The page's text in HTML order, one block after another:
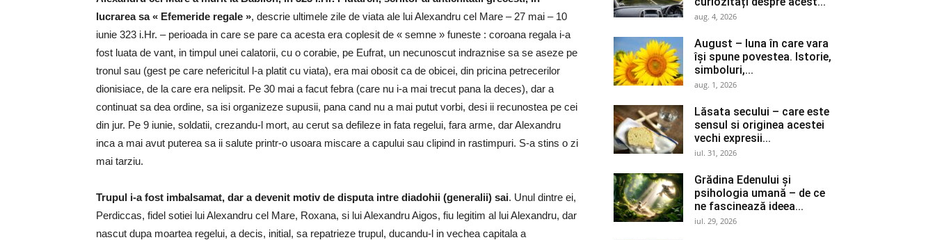
lucrarea sa « Efemeride regale », descrie ultimele zile de viata ale lui Alexandru cel Mare – 27 mai – 10
iunie 323 i.Hr. – perioada in care se pare ca acesta era coplesit de « semne » funeste : coroana regala i-a
fost luata de vant, in timpul unei calatorii, cu o corabie, pe Eufrat, un necunoscut indraznise sa se aseze pe
tronul sau (gest pe care nefericitul l-a platit cu viata), era mai obosit ca de obicei, din pricina petrecerilor
dionisiace, de la care era nelipsit. Pe 30 mai a facut febra (care nu i-a mai trecut pana la deces), dar a
continuat sa dea ordine, sa isi organizeze supusii, pana cand nu a mai putut vorbi, desi ii recunostea pe cei
din jur. Pe 9 iunie, soldatii, crezandu-l mort, au cerut sa defileze in fata regelui, fara arme, dar Alexandru
inca a mai avut puterea sa ii salute printr-o usoara miscare a capului sau clipind in rastimpuri. S-a stins o zi
mai tarziu.
Trupul i-a fost imbalsamat, dar a devenit motiv de disputa intre diadohii (generalii) sai. Unul dintre ei,
Perdiccas, fidel sotiei lui Alexandru cel Mare, Roxana, si lui Alexandru Aigos, fiu legitim al lui Alexandru, dar
nascut dupa moartea regelui, a decis, initial, sa repatrieze trupul, ducandu-l in vechea capitala a
aug. 4, 2026
August – luna în care vara
își spune povestea. Istorie,
simboluri,...
aug. 1, 2026
Lăsata secului – care este
sensul si originea acestei
vechi expresii...
iul. 31, 2026
Grădina Edenului și
psihologia umană – de ce
ne fascinează ideea...
iul. 29, 2026